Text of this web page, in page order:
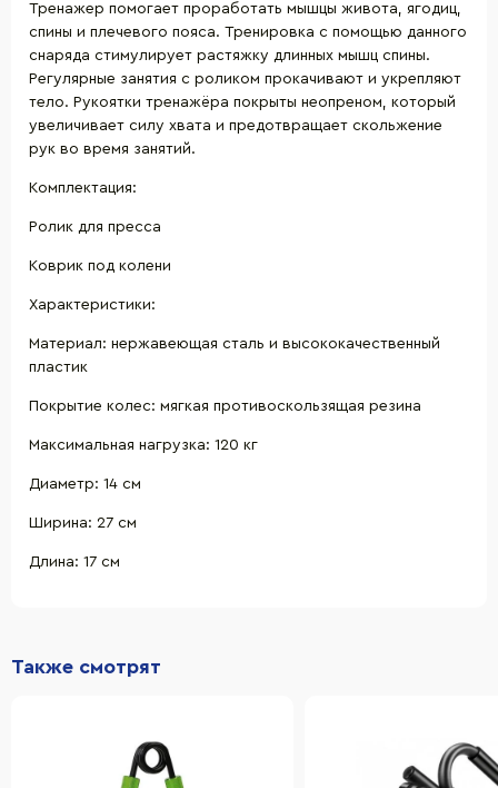
Тренажер помогает проработать мышцы живота, ягодиц,
спины и плечевого пояса. Тренировка с помощью данного
снаряда стимулирует растяжку длинных мышц спины.
Регулярные занятия с роликом прокачивают и укрепляют
тело. Рукоятки тренажёра покрыты неопреном, который
увеличивает силу хвата и предотвращает скольжение
рук во время занятий.
Комплектация:
Ролик для пресса
Коврик под колени
Характеристики:
Материал: нержавеющая сталь и высококачественный
пластик
Покрытие колес: мягкая противоскользящая резина
Максимальная нагрузка: 120 кг
Диаметр: 14 см
Ширина: 27 см
Длина: 17 см
Также смотрят